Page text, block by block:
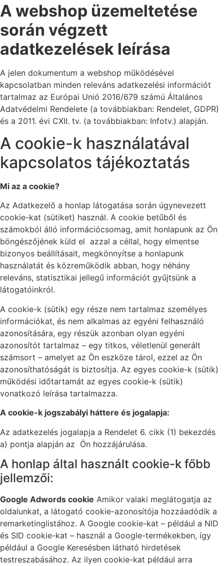
A webshop üzemeltetése
során végzett
adatkezelések leírása
A jelen dokumentum a webshop működésével
kapcsolatban minden releváns adatkezelési információt
tartalmaz az Európai Unió 2016/679 számú Általános
Adatvédelmi Rendelete (a továbbiakban: Rendelet, GDPR)
és a 2011. évi CXII. tv. (a továbbiakban: Infotv.) alapján.
A cookie-k használatával
kapcsolatos tájékoztatás
Mi az a cookie?
Az Adatkezelő a honlap látogatása során úgynevezett
cookie-kat (sütiket) használ. A cookie betűből és
számokból álló információcsomag, amit honlapunk az Ön
böngészőjének küld el azzal a céllal, hogy elmentse
bizonyos beállításait, megkönnyítse a honlapunk
használatát és közreműködik abban, hogy néhány
releváns, statisztikai jellegű információt gyűjtsünk a
látogatóinkról.
A cookie-k (sütik) egy része nem tartalmaz személyes
információkat, és nem alkalmas az egyéni felhasználó
azonosítására, egy részük azonban olyan egyéni
azonosítót tartalmaz – egy titkos, véletlenül generált
számsort – amelyet az Ön eszköze tárol, ezzel az Ön
azonosíthatóságát is biztosítja. Az egyes cookie-k (sütik)
működési időtartamát az egyes cookie-k (sütik)
vonatkozó leírása tartalmazza.
A cookie-k jogszabályi háttere és jogalapja:
Az adatkezelés jogalapja a Rendelet 6. cikk (1) bekezdés
a) pontja alapján az Ön hozzájárulása.
A honlap által használt cookie-k főbb
jellemzői:
Google Adwords cookie Amikor valaki meglátogatja az
oldalunkat, a látogató cookie-azonosítója hozzáadódik a
remarketinglistához. A Google cookie-kat – például a NID
és SID cookie-kat – használ a Google-termékekben, így
például a Google Keresésben látható hirdetések
testreszabásához. Az ilyen cookie-kat például arra